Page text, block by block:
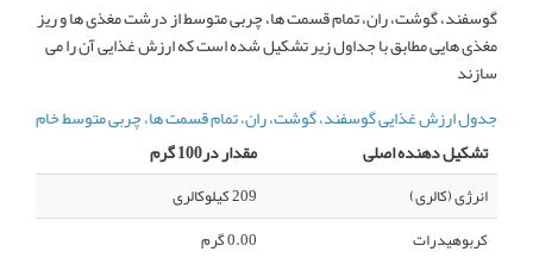
گوسفند، گوشت، ران، تمام قسمت ها، چربی متوسط از درشت مغذی ها و ریز
مغذی هایی مطابق با جداول زیر تشکیل شده است که ارزش غذایی آن را می
سازند
جدول ارزش غذایی گوسفند، گوشت، ران، تمام قسمت ها، چربی متوسط خام
تشکیل دهنده اصلی
مقدار در100 گرم
انرژی (کالری)
209 کیلوکالری
کربوهیدرات
0.00 گرم